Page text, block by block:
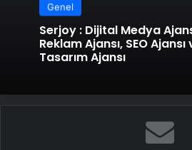
Genel
Serjoy : Dijital Medya Ajansı, Google
Reklam Ajansı, SEO
Tasarım Ajansı